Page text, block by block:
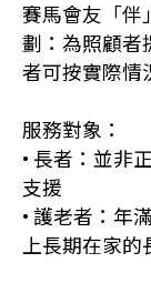
賽馬會友「伴
劃：為照顧者
者可按實際情
服務對象：
• 長者：並非
支援
• 護老者：年
上長期在家的